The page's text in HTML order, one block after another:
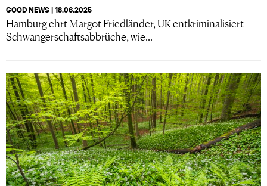
GOOD NEWS | 18.06.2025
Hamburg ehrt Margot Friedländer, UK entkriminalisiert
Schwangerschaftsabbrüche, wie...